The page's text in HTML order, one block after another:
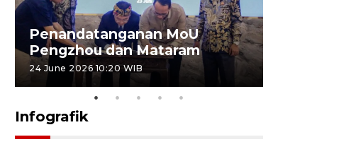
Penandatanganan MoU
Pengzhou dan Mataram
24 June 2026 10:20 WIB
Infografik